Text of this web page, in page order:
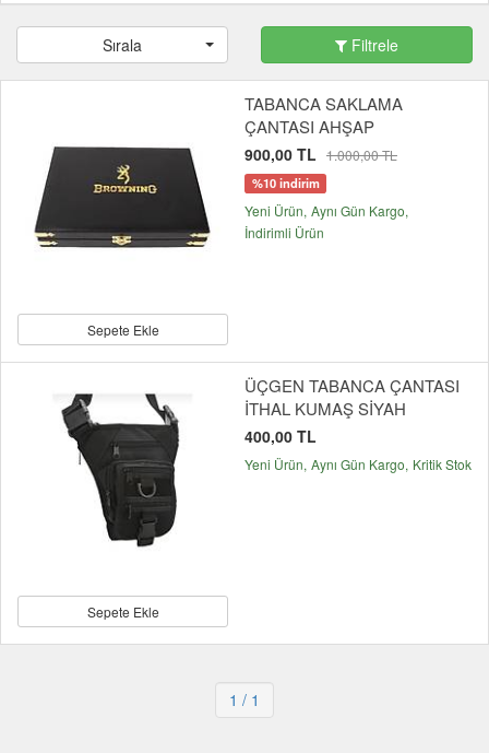
Sırala Filtrele
Sepete Ekle
TABANCA SAKLAMA
ÇANTASI AHŞAP
900,00 TL 1.000,00 TL
%10 indirim
Yeni Ürün Aynı Gün Kargo
İndirimli Ürün
Sepete Ekle
ÜÇGEN TABANCA ÇANTASI
İTHAL KUMAŞ SİYAH
400,00 TL
Yeni Ürün Aynı Gün Kargo Kritik Stok
1 / 1